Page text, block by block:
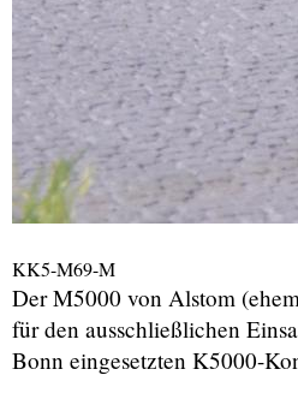
KK5-M69-M
Der M5000 von Alstom
für den ausschließlichen
Bonn eingesetzten K5000-